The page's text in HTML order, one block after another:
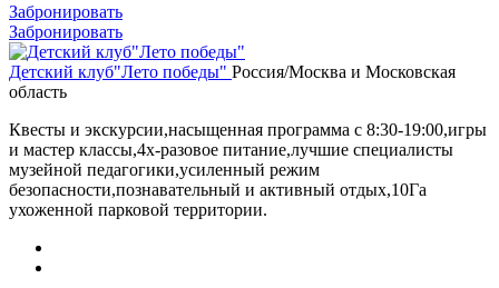
Забронировать
Забронировать
Детский клуб"Лето победы" Россия/Москва и Московская
область
Квесты и экскурсии,насыщенная программа с 8:30-19:00,игры
и мастер классы,4х-разовое питание,лучшие специалисты
музейной педагогики,усиленный режим
безопасности,познавательный и активный отдых,10Га
ухоженной парковой территории.